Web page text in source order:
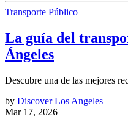
Transporte Público
La guía del
Ángeles
Descubre una de las mejores
by Discover Los Angeles
Mar 17, 2026